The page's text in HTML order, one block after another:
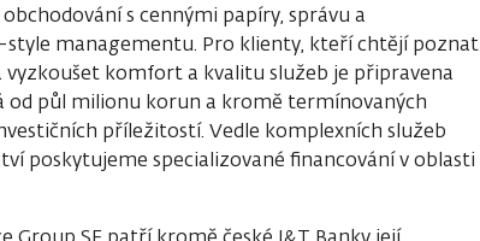
s cennými papíry, správu a
managementu. Pro klienty, kteří chtějí poznat
komfort a kvalitu služeb je připravena
od půl milionu korun a kromě termínovaných
příležitostí. Vedle komplexních služeb
poskytujeme specializované financování v oblasti